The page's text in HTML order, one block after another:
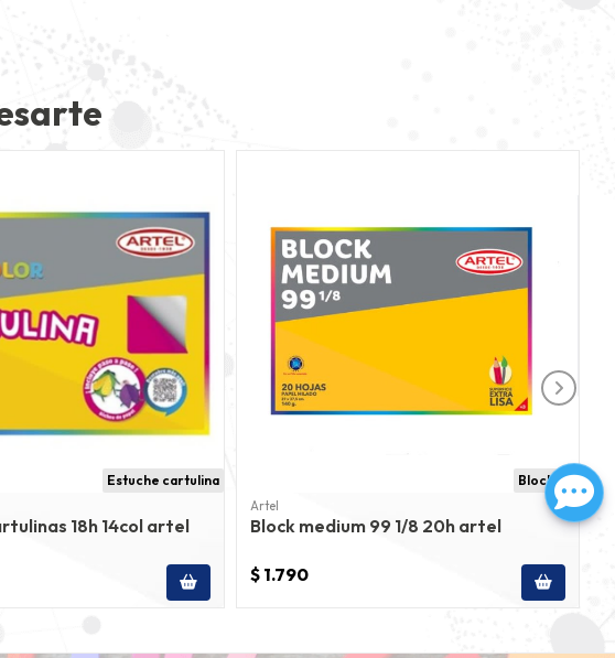
Estuche cartulina
18h 14col artel
Block 99
Artel
Block medium 99 1/8 20h artel
$ 1.790